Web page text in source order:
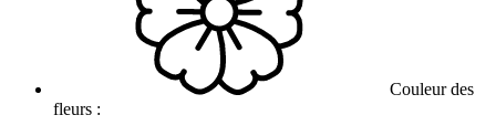
Couleur des
fleurs :